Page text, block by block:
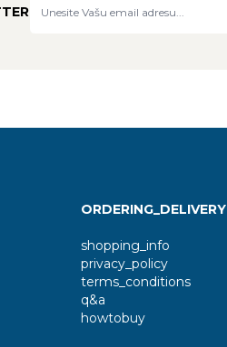
ORDERING_DELIVERY
shopping_info
privacy_policy
terms_conditions
q&a
howtobuy